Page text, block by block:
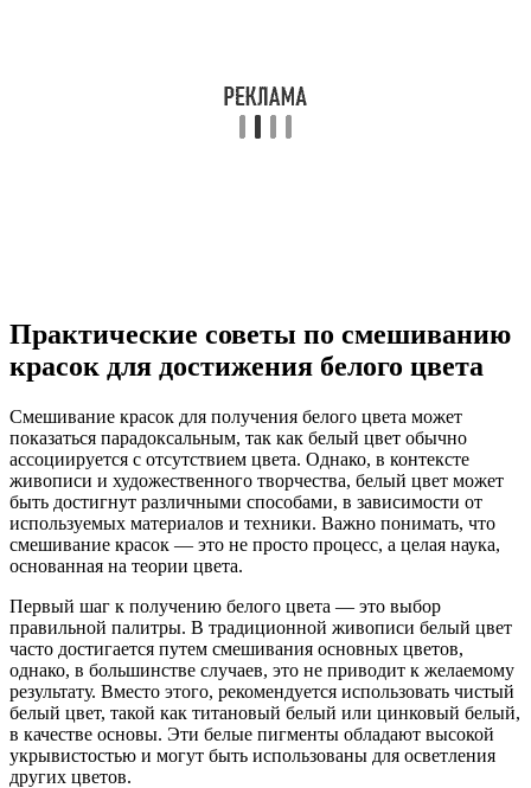
Практические советы по смешиванию
красок для достижения белого цвета
Смешивание красок для получения белого цвета может
показаться парадоксальным, так как белый цвет обычно
ассоциируется с отсутствием цвета. Однако, в контексте
живописи и художественного творчества, белый цвет может
быть достигнут различными способами, в зависимости от
используемых материалов и техники. Важно понимать, что
смешивание красок — это не просто процесс, а целая наука,
основанная на теории цвета.
Первый шаг к получению белого цвета — это выбор
правильной палитры. В традиционной живописи белый цвет
часто достигается путем смешивания основных цветов,
однако, в большинстве случаев, это не приводит к желаемому
результату. Вместо этого, рекомендуется использовать чистый
белый цвет, такой как титановый белый или цинковый белый,
в качестве основы. Эти белые пигменты обладают высокой
укрывистостью и могут быть использованы для осветления
других цветов.